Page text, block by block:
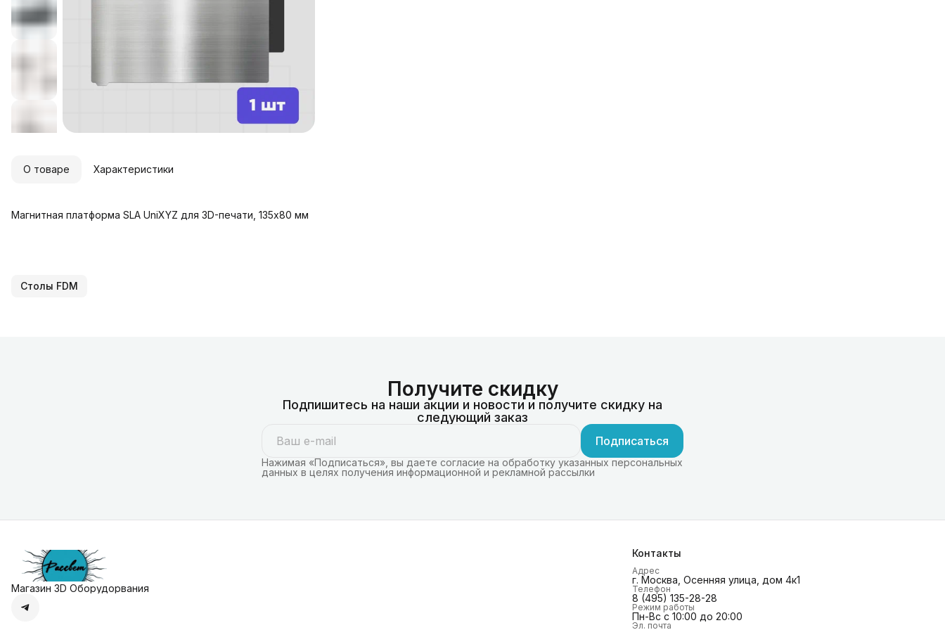
О товаре Характеристики
Магнитная платформа SLA UniXYZ для 3D-печати, 135x80 мм
Столы FDM
Получите скидку
Подпишитесь на наши акции и новости и получите скидку на
следующий заказ
Подписаться
Нажимая «Подписаться», вы даете согласие на обработку указанных персональных
данных в целях получения информационной и рекламной рассылки
Магазин 3D Оборудорвания
Контакты
Адрес
г. Москва, Осенняя улица, дом 4к1
Телефон
8 (495) 135-28-28
Режим работы
Пн-Вс с 10:00 до 20:00
Эл. почта